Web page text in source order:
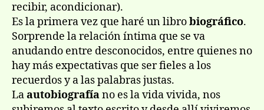
recibir, acondicionar).
Es la primera vez que haré un librobiográfico.
Sorprende la relación í­ntima que se va
anudando entre desconocidos, entre quienes no
hay más expectativas que ser fieles a los
recuerdos y a las palabras justas.
Laautobiografí­ano es la vida vivida, nos